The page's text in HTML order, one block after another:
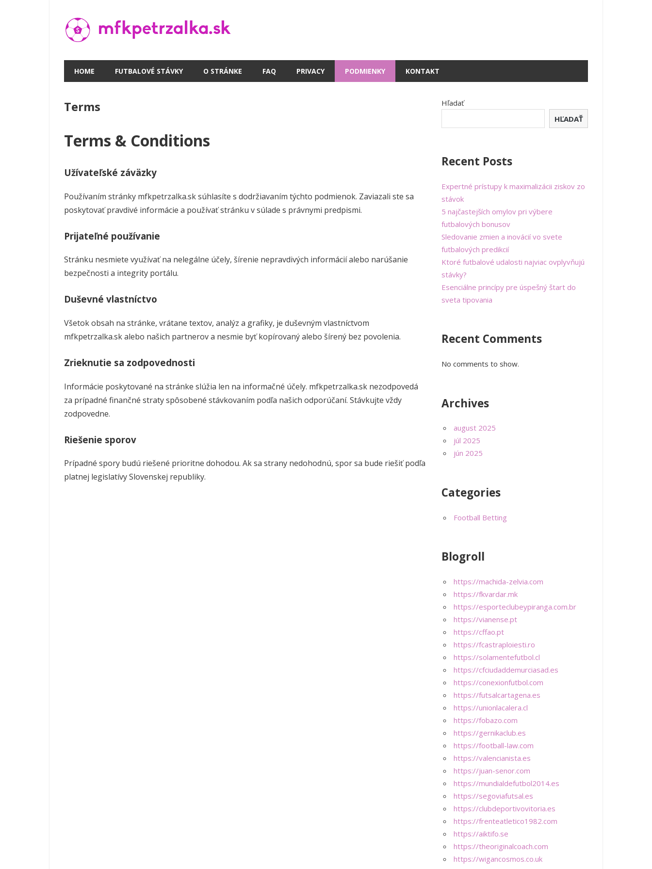
content
HOME FUTBALOVÉ STÁVKY O STRÁNKE FAQ PRIVACY PODMIENKY KONTAKT
Terms
Terms & Conditions
Užívateľské záväzky
Používaním stránky mfkpetrzalka.sk súhlasíte s dodržiavaním týchto podmienok. Zaviazali ste sa
poskytovať pravdivé informácie a používať stránku v súlade s právnymi predpismi.
Prijateľné používanie
Stránku nesmiete využívať na nelegálne účely, šírenie nepravdivých informácií alebo narúšanie
bezpečnosti a integrity portálu.
Duševné vlastníctvo
Všetok obsah na stránke, vrátane textov, analýz a grafiky, je duševným vlastníctvom
mfkpetrzalka.sk alebo našich partnerov a nesmie byť kopírovaný alebo šírený bez povolenia.
Zrieknutie sa zodpovednosti
Informácie poskytované na stránke slúžia len na informačné účely. mfkpetrzalka.sk nezodpovedá
za prípadné finančné straty spôsobené stávkovaním podľa našich odporúčaní. Stávkujte vždy
zodpovedne.
Riešenie sporov
Prípadné spory budú riešené prioritne dohodou. Ak sa strany nedohodnú, spor sa bude riešiť podľa
platnej legislatívy Slovenskej republiky.
Hľadať
HĽADAŤ
Recent Posts
Expertné prístupy k maximalizácii ziskov zo
stávok
5 najčastejších omylov pri výbere
futbalových bonusov
Sledovanie zmien a inovácií vo svete
futbalových predikcií
Ktoré futbalové udalosti najviac ovplyvňujú
stávky?
Esenciálne princípy pre úspešný štart do
sveta tipovania
Recent Comments
No comments to show.
Archives
august 2025
júl 2025
jún 2025
Categories
Football Betting
Blogroll
https://machida-zelvia.com
https://fkvardar.mk
https://esporteclubeypiranga.com.br
https://vianense.pt
https://cffao.pt
https://fcastraploiesti.ro
https://solamentefutbol.cl
https://cfciudaddemurciasad.es
https://conexionfutbol.com
https://futsalcartagena.es
https://unionlacalera.cl
https://fobazo.com
https://gernikaclub.es
https://football-law.com
https://valencianista.es
https://juan-senor.com
https://mundialdefutbol2014.es
https://segoviafutsal.es
https://clubdeportivovitoria.es
https://frenteatletico1982.com
https://aiktifo.se
https://theoriginalcoach.com
https://wigancosmos.co.uk